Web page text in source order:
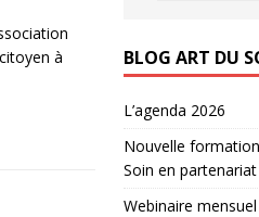
à
BLOG ART DU
L’agenda 2026
Nouvelle
Soin en
Webinaire